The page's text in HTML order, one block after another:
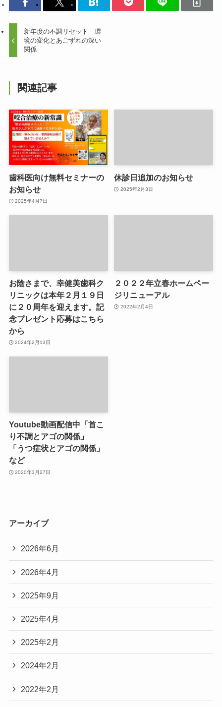
新年度の不調リセット 環
境の変化とあごずれの深い
関係
関連記事
歯科医向け無料セミナーの
お知らせ
2025年4月7日
休診日追加のお知らせ
2025年2月3日
お陰さまで、幸健美歯科ク
リニックは本年２月１９日
に２０周年を迎えます。記
念プレゼント応募はこちら
から
2024年2月13日
２０２２年立春ホームペー
ジリニューアル
2022年2月4日
Youtube動画配信中「首こ
り不調とアゴの関係」
「うつ症状とアゴの関係」
など
2020年3月27日
アーカイブ
2026年6月
2026年4月
2025年9月
2025年4月
2025年2月
2024年2月
2022年2月